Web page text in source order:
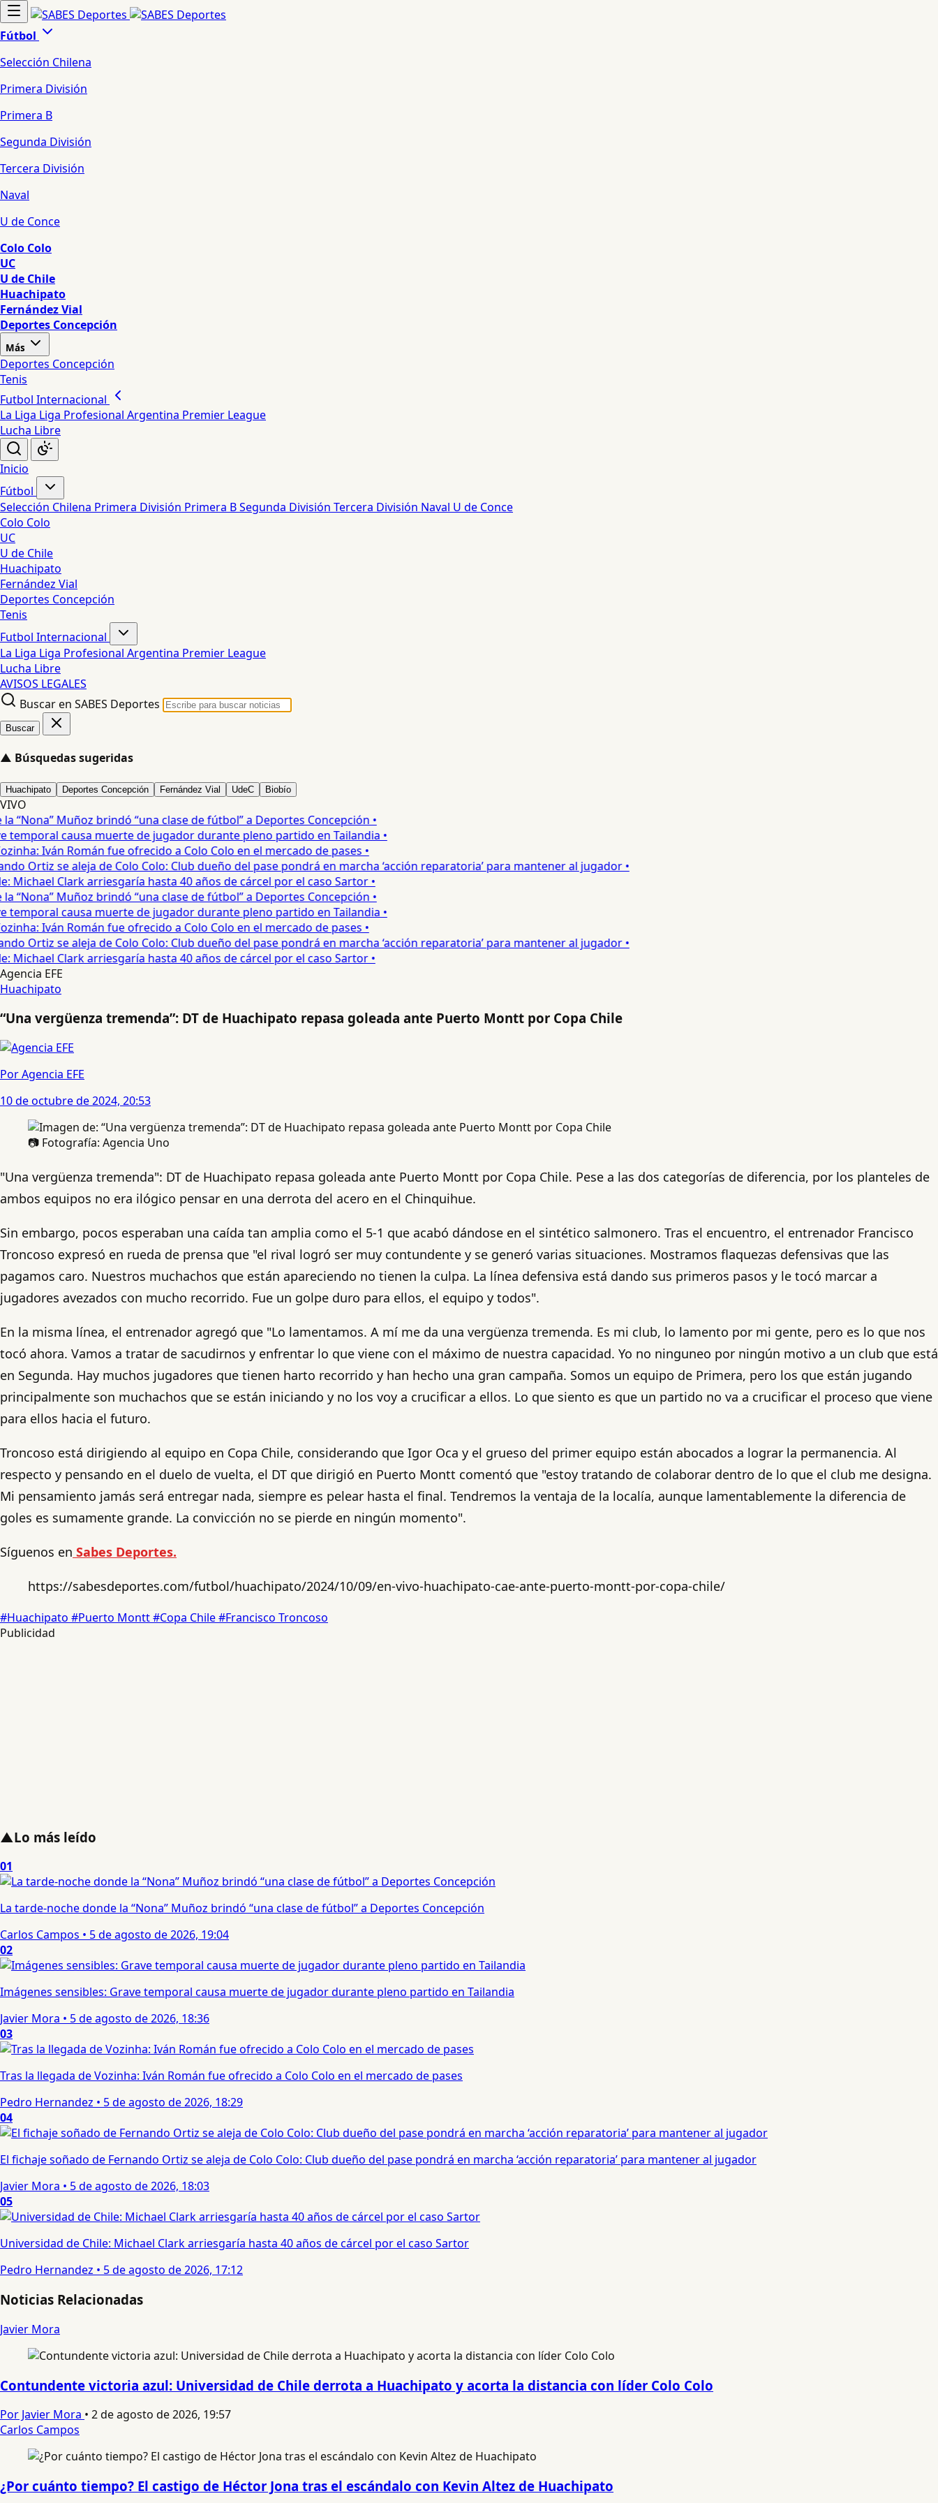
Fútbol
Selección Chilena
Primera División
Primera B
Segunda División
Tercera División
Naval
U de Conce
Colo Colo
UC
U de Chile
Huachipato
Fernández Vial
Deportes Concepción
Más
Deportes Concepción
Tenis
Futbol Internacional
La Liga Liga Profesional Argentina Premier League
Lucha Libre
Inicio
Fútbol
Selección Chilena Primera División Primera BSegunda División Tercera División Naval U de Conce
Colo Colo
UC
U de Chile
Huachipato
Fernández Vial
Deportes Concepción
Tenis
Futbol Internacional
La Liga Liga Profesional Argentina Premier League
Lucha Libre
AVISOS LEGALES
Buscar en SABES Deportes
Buscar
▲ Búsquedas sugeridas
Huachipato Deportes Concepción Fernández Vial UdeC Biobío
VIVO
“Nona” Muñoz brindó “una clase de fútbol” a Deportes Concepción •
causa muerte de jugador durante pleno partido en Tailandia •
Iván Román fue ofrecido a Colo Colo en el mercado de pases •
Ortiz se aleja de Colo Colo: Club dueño del pase pondrá en marcha ‘acción reparatoria’ para mantener al jugador •
Clark arriesgaría hasta 40 años de cárcel por el caso Sartor •
“Nona” Muñoz brindó “una clase de fútbol” a Deportes Concepción •
causa muerte de jugador durante pleno partido en Tailandia •
Iván Román fue ofrecido a Colo Colo en el mercado de pases •
Ortiz se aleja de Colo Colo: Club dueño del pase pondrá en marcha ‘acción reparatoria’ para mantener al jugador •
Clark arriesgaría hasta 40 años de cárcel por el caso Sartor •
Agencia EFE
Huachipato
“Una vergüenza tremenda”: DT de Huachipato repasa goleada ante Puerto Montt por Copa Chile
Por Agencia EFE
10 de octubre de 2024, 20:53
📷 Fotografía: Agencia Uno
"Una vergüenza tremenda": DT de Huachipato repasa goleada ante Puerto Montt por Copa Chile. Pese a las dos categorías de diferencia, por los planteles de
ambos equipos no era ilógico pensar en una derrota del acero en el Chinquihue.
Sin embargo, pocos esperaban una caída tan amplia como el 5-1 que acabó dándose en el sintético salmonero. Tras el encuentro, el entrenador Francisco
Troncoso expresó en rueda de prensa que "el rival logró ser muy contundente y se generó varias situaciones. Mostramos flaquezas defensivas que las
pagamos caro. Nuestros muchachos que están apareciendo no tienen la culpa. La línea defensiva está dando sus primeros pasos y le tocó marcar a
jugadores avezados con mucho recorrido. Fue un golpe duro para ellos, el equipo y todos".
En la misma línea, el entrenador agregó que "Lo lamentamos. A mí me da una vergüenza tremenda. Es mi club, lo lamento por mi gente, pero es lo que nos
tocó ahora. Vamos a tratar de sacudirnos y enfrentar lo que viene con el máximo de nuestra capacidad. Yo no ninguneo por ningún motivo a un club que está
en Segunda. Hay muchos jugadores que tienen harto recorrido y han hecho una gran campaña. Somos un equipo de Primera, pero los que están jugando
principalmente son muchachos que se están iniciando y no los voy a crucificar a ellos. Lo que siento es que un partido no va a crucificar el proceso que viene
para ellos hacia el futuro.
Troncoso está dirigiendo al equipo en Copa Chile, considerando que Igor Oca y el grueso del primer equipo están abocados a lograr la permanencia. Al
respecto y pensando en el duelo de vuelta, el DT que dirigió en Puerto Montt comentó que "estoy tratando de colaborar dentro de lo que el club me designa.
Mi pensamiento jamás será entregar nada, siempre es pelear hasta el final. Tendremos la ventaja de la localía, aunque lamentablemente la diferencia de
goles es sumamente grande. La convicción no se pierde en ningún momento".
Síguenos en Sabes Deportes.
https://sabesdeportes.com/futbol/huachipato/2024/10/09/en-vivo-huachipato-cae-ante-puerto-montt-por-copa-chile/
#Huachipato #Puerto Montt#Copa Chile#Francisco Troncoso
Publicidad
▲Lo más leído
01
La tarde-noche donde la “Nona” Muñoz brindó “una clase de fútbol” a Deportes Concepción
Carlos Campos • 5 de agosto de 2026, 19:04
02
Imágenes sensibles: Grave temporal causa muerte de jugador durante pleno partido en Tailandia
Javier Mora • 5 de agosto de 2026, 18:36
03
Tras la llegada de Vozinha: Iván Román fue ofrecido a Colo Colo en el mercado de pases
Pedro Hernandez • 5 de agosto de 2026, 18:29
04
El fichaje soñado de Fernando Ortiz se aleja de Colo Colo: Club dueño del pase pondrá en marcha ‘acción reparatoria’ para mantener al jugador
Javier Mora • 5 de agosto de 2026, 18:03
05
Universidad de Chile: Michael Clark arriesgaría hasta 40 años de cárcel por el caso Sartor
Pedro Hernandez • 5 de agosto de 2026, 17:12
Noticias Relacionadas
Javier Mora
Contundente victoria azul: Universidad de Chile derrota a Huachipato y acorta la distancia con líder Colo Colo
Por Javier Mora • 2 de agosto de 2026, 19:57
Carlos Campos
¿Por cuánto tiempo? El castigo de Héctor Jona tras el escándalo con Kevin Altez de Huachipato